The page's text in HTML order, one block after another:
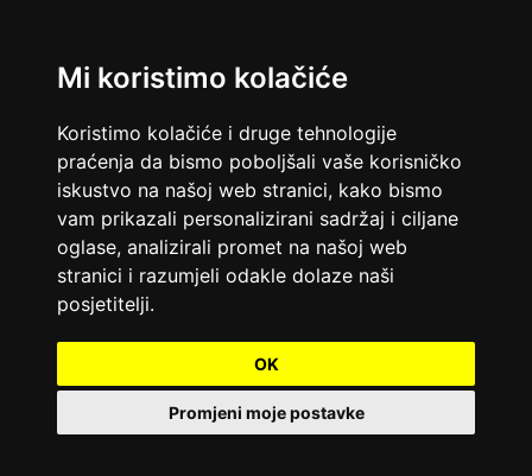
Mi koristimo kolačiće
Koristimo kolačiće i druge tehnologije
praćenja da bismo poboljšali vaše korisničko
iskustvo na našoj web stranici, kako bismo
vam prikazali personalizirani sadržaj i ciljane
oglase, analizirali promet na našoj web
stranici i razumjeli odakle dolaze naši
posjetitelji.
OK
Promjeni moje postavke